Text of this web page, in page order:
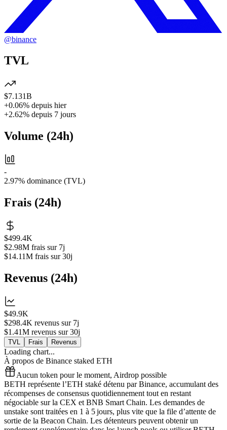
@binance
TVL
$7.131B
+0.06% depuis hier
+2.62% depuis 7 jours
Volume (24h)
-
2.97% dominance (TVL)
Frais (24h)
$499.4K
$2.98M frais sur 7j
$14.11M frais sur 30j
Revenus (24h)
$49.9K
$298.4K revenus sur 7j
$1.41M revenus sur 30j
TVL Frais Revenus
Loading chart...
À propos de Binance staked ETH
Aucun token pour le moment, Airdrop possible
BETH représente l’ETH staké détenu par Binance, accumulant des
récompenses de consensus quotidiennement tout en restant
négociable sur la CEX et BNB Smart Chain. Les demandes de
unstake sont traitées en 1 à 5 jours, plus vite que la file d’attente de
sortie de la Beacon Chain. Les détenteurs peuvent obtenir un